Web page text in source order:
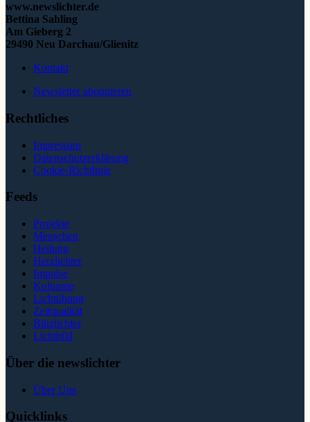
www.newslichter.de
Bettina Sahling
Am Gieberg 2
29490 Neu Darchau/Glienitz
Kontakt
Newsletter abonnieren
Rechtliches
Impressum
Datenschutzerklärung
Cookie-Richtlinie
Feeds
Projekte
Menschen
Heilung
Herzlichter
Impulse
Kolumne
Lichtübung
Zeitqualität
Blitzlichter
Lichtbild
Über die newslichter
Über Uns
Quicklinks